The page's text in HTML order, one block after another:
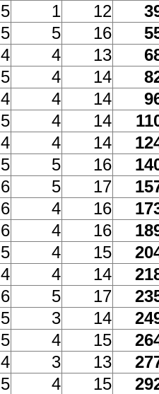
5 1 12
5 5 16
4 4 13
5 4 14
4 4 14
5 4 14
4 4 14
5 5 16
6 5 17
6 4 16
6 4 16
5 4 15
4 4 14
6 5 17
5 3 14
5 4 15
4 3 13
5 4 15